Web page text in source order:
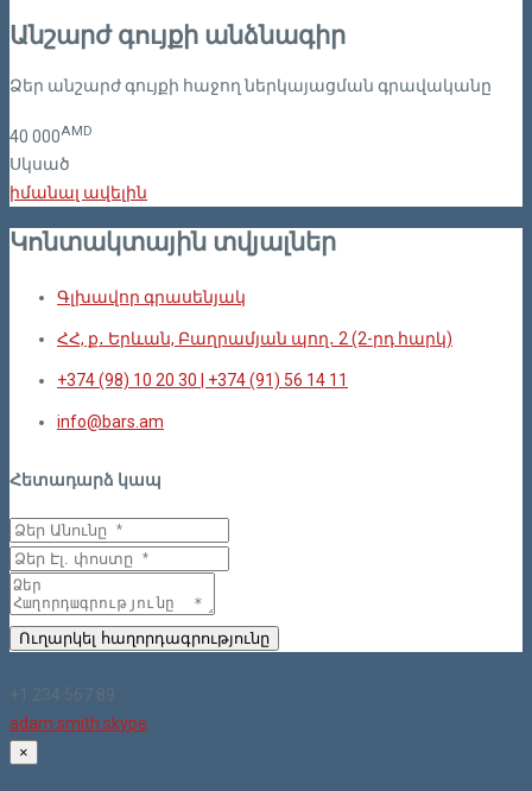
Անշարժ գույքի անձնագիր
Ձեր անշարժ գույքի հաջող ներկայացման գրավականը
40 000AMD
Սկսած
իմանալ ավելին
Կոնտակտային տվյալներ
Գլխավոր գրասենյակ
ՀՀ, ք․ Երևան, Բաղրամյան պող․ 2 (2-րդ հարկ)
+374 (98) 10 20 30 | +374 (91) 56 14 11
info@bars.am
Հետադարձ կապ
Ուղարկել հաղորդագրությունը
+1 234 567 89
adam.smith.skype
×